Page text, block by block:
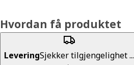
Hvordan få produktet
LeveringSjekker tilgjengelighet ...